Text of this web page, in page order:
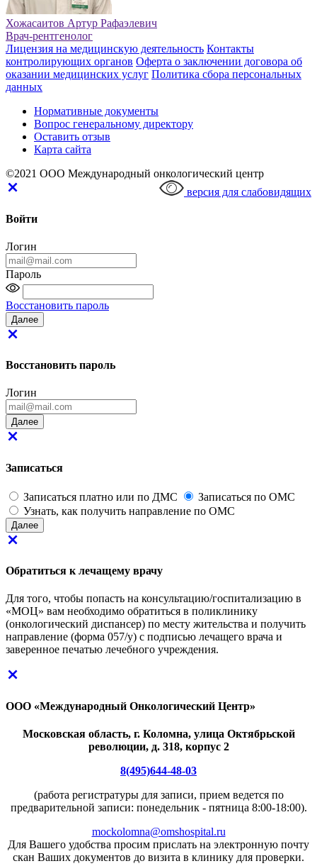
Хожасаитов Артур Рафаэлевич
Врач-рентгенолог
Лицензия на медицинскую деятельность Контакты
контролирующих органов Оферта о заключении договора об
оказании медицинских услуг Политика сбора персональных
данных
Нормативные документы
Вопрос генеральному директору
Оставить отзыв
Карта сайта
©2021 ООО Международный онкологический центр
версия для слабовидящих
Войти
Логин
Пароль
Восстановить пароль
Восстановить пароль
Логин
Записаться
Записаться платно или по ДМС
Записаться по ОМС
Узнать, как получить направление по ОМС
Далее
Обратиться к лечащему врачу
Для того, чтобы попасть на консультацию/госпитализацию в
«МОЦ» вам необходимо обратиться в поликлинику
(онкологический диспансер) по месту жительства и получить
направление (форма 057/у) с подписью лечащего врача и
заверенное печатью лечебного учреждения.
ООО «Международный Онкологический Центр»
Московская область, г. Коломна, улица Октябрьской
революции, д. 318, корпус 2
8(495)644-48-03
(работа регистратуры для записи, прием ведется по
предварительной записи: понедельник - пятница 8:00-18:00).
mockolomna@omshospital.ru
Для Вашего удобства просим прислать на электронную почту
скан Ваших документов до визита в клинику для проверки.